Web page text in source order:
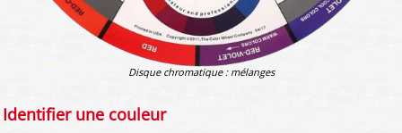
Disque chromatique : mélanges
Identifier une couleur